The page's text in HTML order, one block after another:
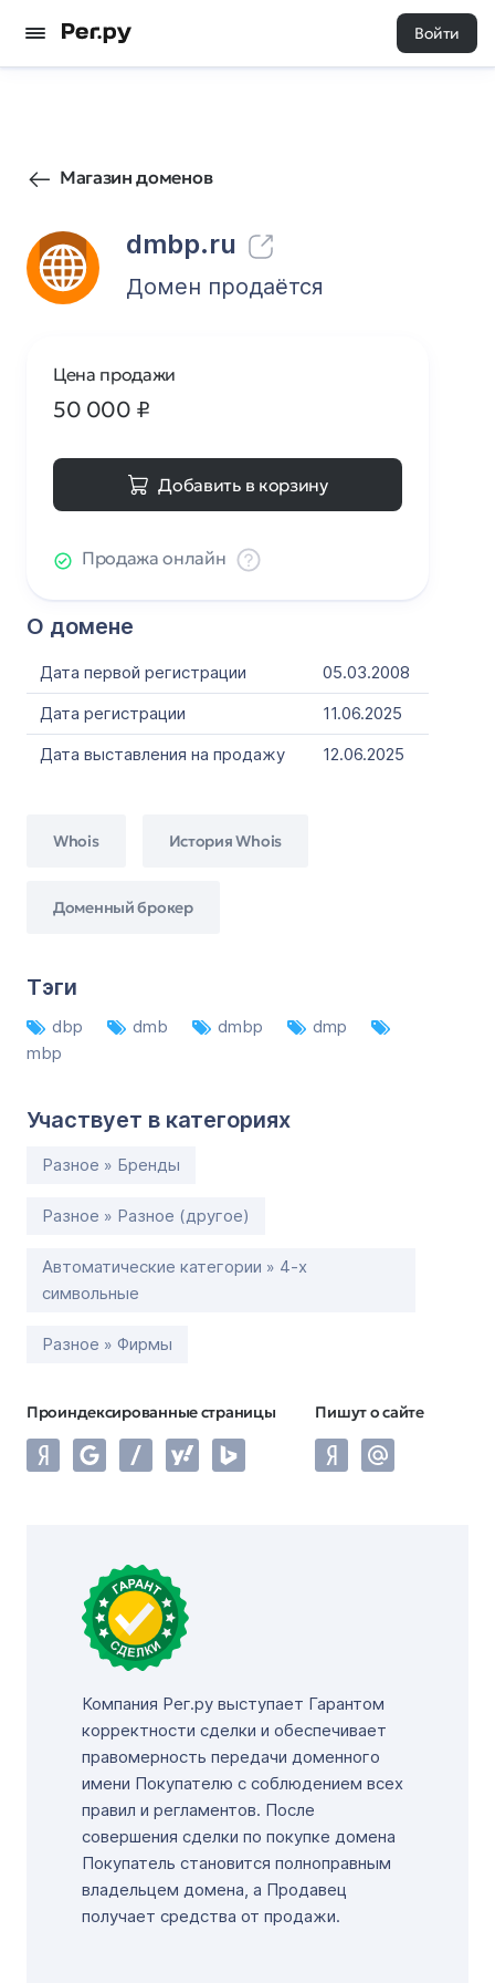
Войти
Магазин доменов
dmbp.ru
614 0
Домен продаётся
О домене
Дата первой регистрации
05.03.2008
Дата регистрации
11.06.2025
Дата выставления на продажу
12.06.2025
Whois История Whois
Доменный брокер
Тэги
dbp dmb dmbp
dmp
mbp
Участвует в категориях
Разное » Бренды
Разное » Разное (другое)
Автоматические категории » 4-х
символьные
Разное » Фирмы
Проиндексированные страницы Пишут о сайте
Цена продажи
50 000 ₽
Добавить в корзину
Продажа онлайн
Компания Рег.ру выступает Гарантом
корректности сделки и обеспечивает
правомерность передачи доменного
имени Покупателю с соблюдением всех
правил и регламентов. После
совершения сделки по покупке домена
Покупатель становится полноправным
владельцем домена, а Продавец
получает средства от продажи.